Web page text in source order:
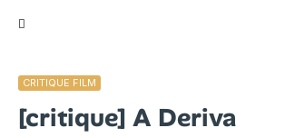
CRITIQUE FILM
[critique] A Deriva